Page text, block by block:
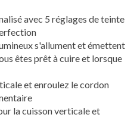
avec 5 réglages de teinte
s'allument et émettent
êtes prêt à cuire et lorsque
et enroulez le cordon
la cuisson verticale et